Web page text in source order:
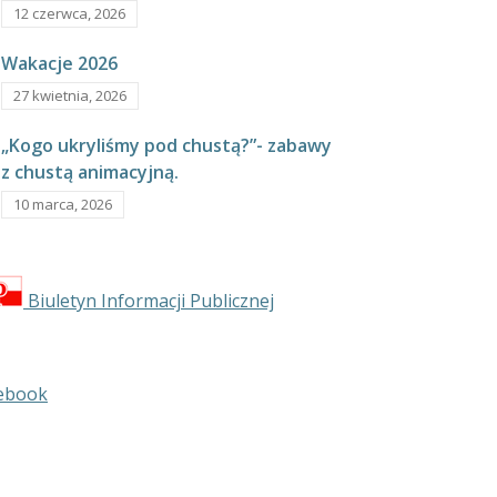
12 czerwca, 2026
Wakacje 2026
27 kwietnia, 2026
„Kogo ukryliśmy pod chustą?”- zabawy
z chustą animacyjną.
10 marca, 2026
Biuletyn Informacji Publicznej